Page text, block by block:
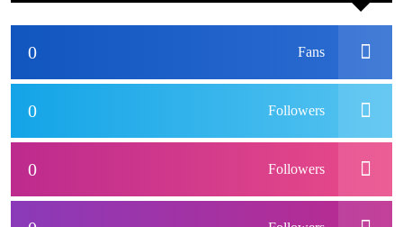
نہ آئے، محسن نقوی
0 Fans
0 Followers
0 Followers